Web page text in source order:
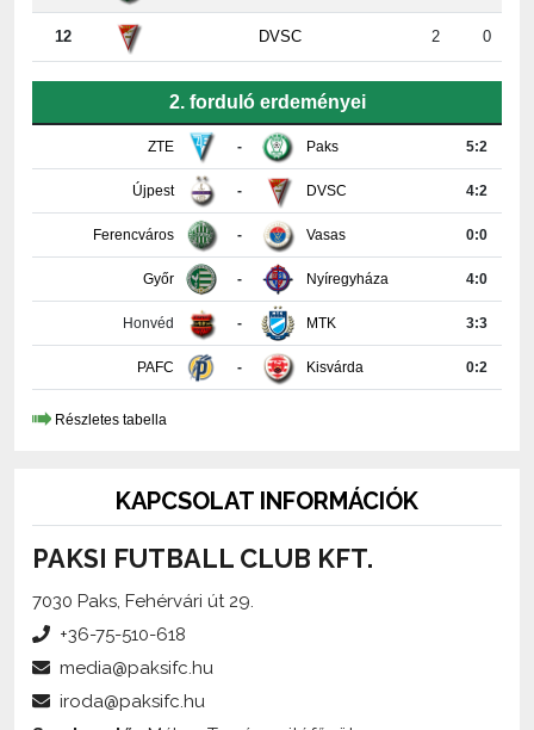
ZTE - Paks
Újpest DVSC 4:2
Ferencváros Vasas 0:0
Győr Nyíregyháza 4:0
Honvéd MTK 3:3
PAFC Kisvárda 0:2
Részletes tabella
PAKSI FUTBALL CLUB KFT.
7030 Paks, Fehérvári út 29.